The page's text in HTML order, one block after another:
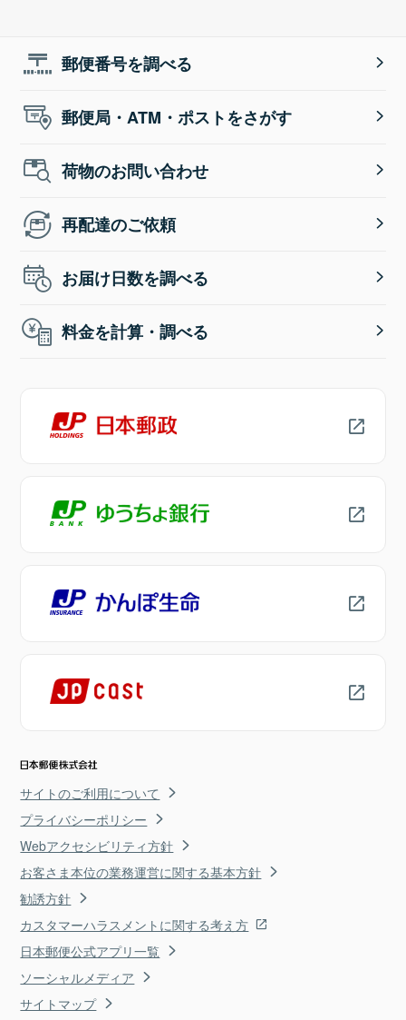
郵便番号を調べる
郵便局・ATM・ポストをさがす
荷物のお問い合わせ
再配達のご依頼
お届け日数を調べる
料金を計算・調べる
サイトのご利用について
プライバシーポリシー
Webアクセシビリティ方針
お客さま本位の業務運営に関する基本方針
勧誘方針
カスタマーハラスメントに関する考え方
日本郵便公式アプリ一覧
ソーシャルメディア
サイトマップ